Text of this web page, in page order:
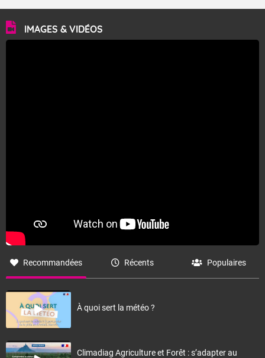
IMAGES & VIDÉOS
Recommandées Récents Populaires
À quoi sert la météo ?
Climadiag Agriculture et Forêt : s’adapter au